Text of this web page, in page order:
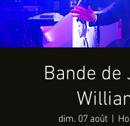
Bande de
dim. 07 août
  |